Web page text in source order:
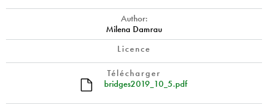
Author:
Milena Damrau
Licence
Télécharger
bridges2019_10_5.pdf